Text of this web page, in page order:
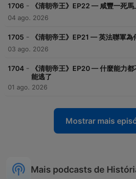
1706 - 《清朝帝王》EP22 — 咸豐一死馬
04 ago. 2026
1705 - 《清朝帝王》EP21 — 英法聯軍為
03 ago. 2026
1704 -
《清朝帝王》EP20 — 什麼能力
能逃了
01 ago. 2026
Mostrar mais
Mais podcasts de